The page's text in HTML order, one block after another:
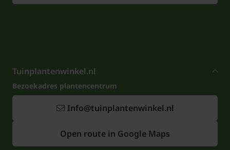
Tuinplantenwinkel.nl
Bezoekadres plantencentrum
Info@tuinplantenwinkel.nl
Open route in Google Maps